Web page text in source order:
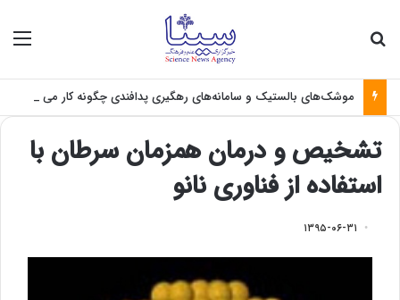
موشک‌های بالستیک و سامانه‌های رهگیری پدافندی چگونه کار می کنند؟
تشخیص و درمان همزمان سرطان با
استفاده از فناوری نانو
۱۳۹۵-۰۶-۳۱